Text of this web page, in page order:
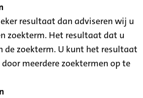
resultaat dan adviseren wij u
zoekterm. Het resultaat dat u
de zoekterm. U kunt het resultaat
meerdere zoektermen op te